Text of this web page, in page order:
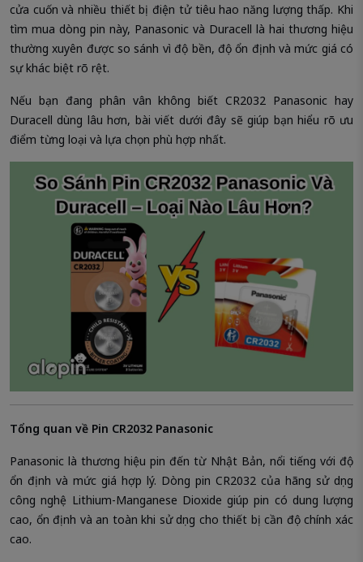
cửa cuốn và nhiều thiết bị điện tử tiêu hao năng lượng thấp. Khi
tìm mua dòng pin này, Panasonic và Duracell là hai thương hiệu
thường xuyên được so sánh vì độ bền, độ ổn định và mức giá có
sự khác biệt rõ rệt.
Nếu bạn đang phân vân không biết CR2032 Panasonic hay
Duracell dùng lâu hơn, bài viết dưới đây sẽ giúp bạn hiểu rõ ưu
điểm từng loại và lựa chọn phù hợp nhất.
Tổng quan về Pin CR2032 Panasonic
Panasonic là thương hiệu pin đến từ Nhật Bản, nổi tiếng với độ
ổn định và mức giá hợp lý. Dòng pin CR2032 của hãng sử dụng
công nghệ Lithium-Manganese Dioxide giúp pin có dung lượng
cao, ổn định và an toàn khi sử dụng cho thiết bị cần độ chính xác
cao.